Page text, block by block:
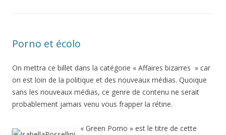
Porno et écolo
On mettra ce billet dans la catégorie « Affaires bizarres » car
on est loin de la politique et des nouveaux médias. Quoique
sans les nouveaux médias, ce genre de contenu ne serait
probablement jamais venu vous frapper la rétine.
« Green Porno » est le titre de cette